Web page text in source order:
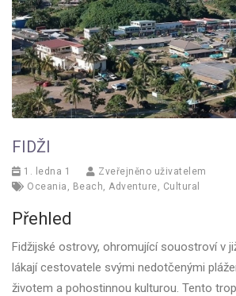
FIDŽI
1. ledna 1
Zveřejněno uživatelem
Oceania
Beach Adventure Cultural
Přehled
Fidžijské ostrovy, ohromující souostroví v
lákají cestovatele svými nedotčenými
životem a pohostinnou kulturou. Tento